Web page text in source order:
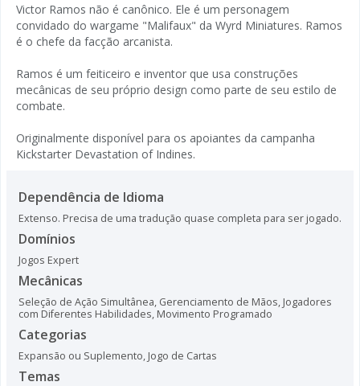
Victor Ramos não é canônico. Ele é um personagem
convidado do wargame "Malifaux" da Wyrd Miniatures. Ramos
é o chefe da facção arcanista.
Ramos é um feiticeiro e inventor que usa construções
mecânicas de seu próprio design como parte de seu estilo de
combate.
Originalmente disponível para os apoiantes da campanha
Kickstarter Devastation of Indines.
Dependência de Idioma
Extenso. Precisa de uma tradução quase completa para ser jogado.
Domínios
Jogos Expert
Mecânicas
Seleção de Ação Simultânea, Gerenciamento de Mãos, Jogadores
com Diferentes Habilidades, Movimento Programado
Categorias
Expansão ou Suplemento, Jogo de Cartas
Temas